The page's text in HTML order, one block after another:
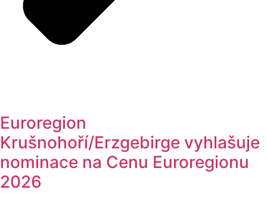
Euroregion
Krušnohoří/Erzgebirge vyhlašuje
nominace na Cenu Euroregionu
2026